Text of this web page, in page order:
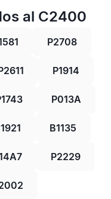
al C2400
P2708
P1914
P013A
B1135
P2229